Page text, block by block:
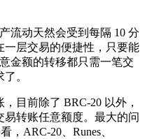
流动天然会受到每隔 10 分
层交易的便捷性，只要能
金额的转移都只需一笔交
。
目前除了 BRC-20 以外，
转账任意额度。最大的问
，ARC-20、Runes、